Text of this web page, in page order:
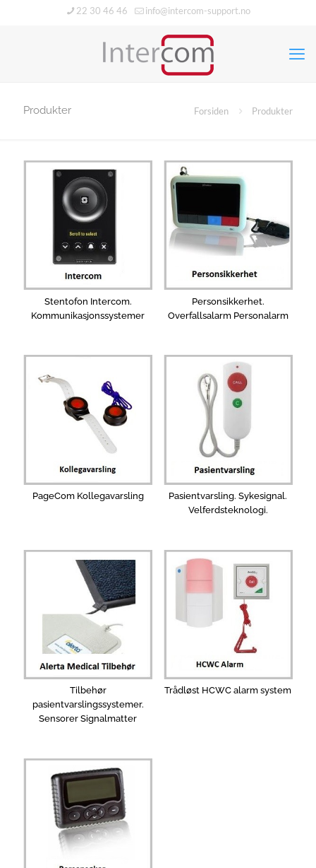
22 30 46 46 info@intercom-support.no
Produkter Forsiden Produkter
Stentofon Intercom.
Kommunikasjonssystemer
Personsikkerhet.
Overfallsalarm Personalarm
PageCom Kollegavarsling
Pasientvarsling. Sykesignal.
Velferdsteknologi.
Tilbehør
pasientvarslingssystemer.
Sensorer Signalmatter
Trådløst HCWC alarm system